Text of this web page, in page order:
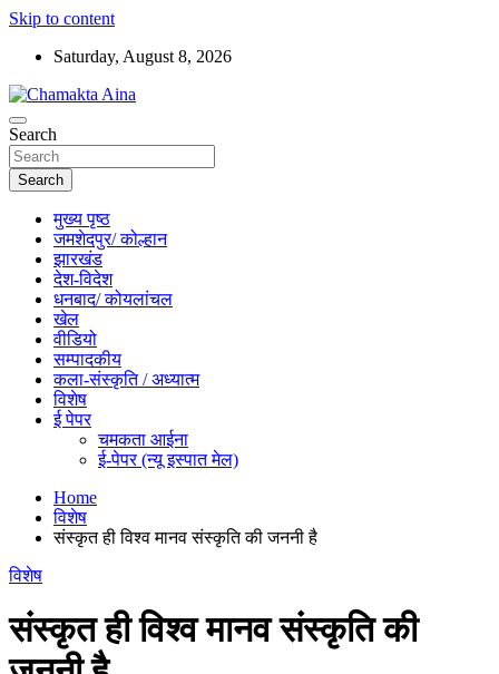
Skip to content
Saturday, August 8, 2026
Chamakta Aina
Hindi News Paper – Jharkhand
Search
Search
मुख्य पृष्ठ
जमशेदपुर/ कोल्हान
झारखंड
देश-विदेश
धनबाद/ कोयलांचल
खेल
वीडियो
सम्पादकीय
कला-संस्कृति / अध्यात्म
विशेष
ई पेपर
चमकता आईना
ई-पेपर (न्यू इस्पात मेल)
Home
विशेष
संस्कृत ही विश्व मानव संस्कृति की जननी है
विशेष
संस्कृत ही विश्व मानव संस्कृति की